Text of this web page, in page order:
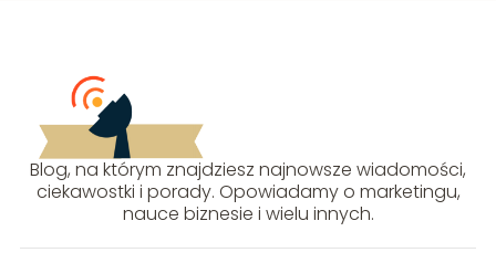
Blog, na którym znajdziesz najnowsze wiadomości,
ciekawostki i porady. Opowiadamy o marketingu,
nauce biznesie i wielu innych.